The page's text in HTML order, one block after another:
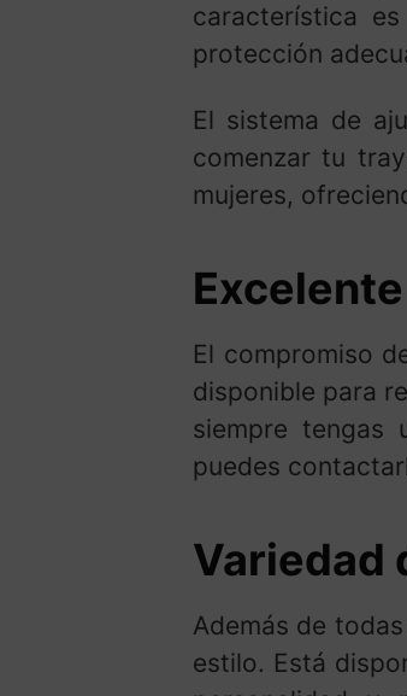
característica
protección
El sistema de
comenzar tu
mujeres,
El compromiso
disponible para
siempre tengas
puedes
Variedad
Además de
estilo. Está